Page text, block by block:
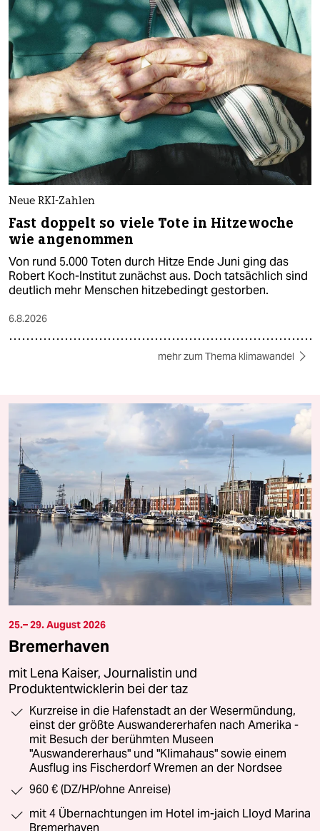
Neue RKI-Zahlen
Fast doppelt so viele Tote in Hitzewoche
wie angenommen
Von rund 5.000 Toten durch Hitze Ende Juni ging das
Robert Koch-Institut zunächst aus. Doch tatsächlich sind
deutlich mehr Menschen hitzebedingt gestorben.
6.8.2026
mehr zum Thema klimawandel
25.– 29. August 2026
Bremerhaven
mit Lena Kaiser, Journalistin und
Produktentwicklerin bei der taz
Kurzreise in die Hafenstadt an der Wesermündung,
einst der größte Auswandererhafen nach Amerika -
mit Besuch der berühmten Museen
"Auswandererhaus" und "Klimahaus" sowie einem
Ausflug ins Fischerdorf Wremen an der Nordsee
960 € (DZ/HP/ohne Anreise)
mit 4 Übernachtungen im Hotel im-jaich Lloyd Marina
Bremerhaven